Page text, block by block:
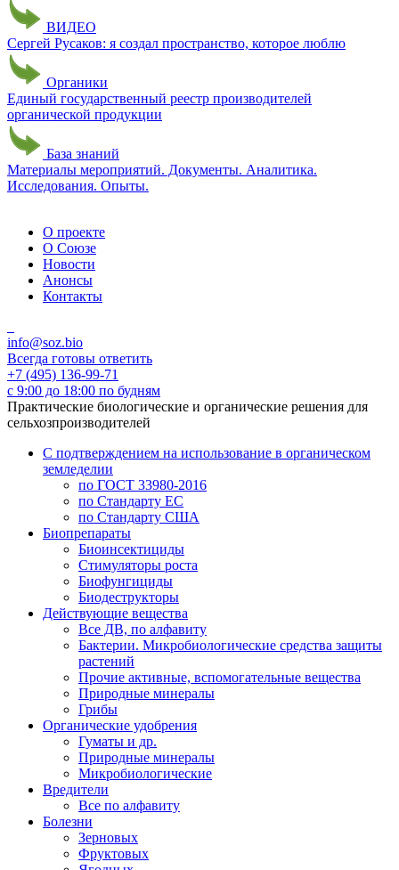
ВИДЕО
Сергей Русаков: я создал пространство, которое люблю
Органики
Единый государственный реестр производителей
органической продукции
База знаний
Материалы мероприятий. Документы. Аналитика.
Исследования. Опыты.
О проекте
О Союзе
Новости
Анонсы
Контакты
info@soz.bio
Всегда готовы ответить
+7 (495) 136-99-71
с 9:00 до 18:00 по будням
Практические биологические и органические решения для
сельхозпроизводителей
С подтверждением на использование в органическом
земледелии
по ГОСТ 33980-2016
по Стандарту ЕС
по Стандарту США
Биопрепараты
Биоинсектициды
Стимуляторы роста
Биофунгициды
Биодеструкторы
Действующие вещества
Все ДВ, по алфавиту
Бактерии. Микробиологические средства защиты
растений
Прочие активные, вспомогательные вещества
Природные минералы
Грибы
Органические удобрения
Гуматы и др.
Природные минералы
Микробиологические
Вредители
Все по алфавиту
Болезни
Зерновых
Фруктовых